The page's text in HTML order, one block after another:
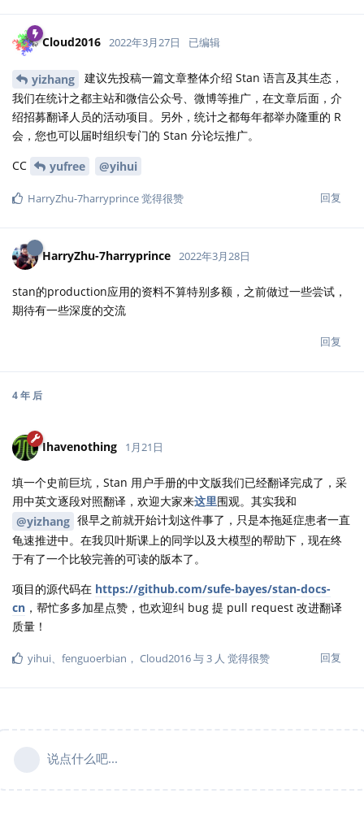
Cloud2016 2022年3月27日 已编辑
yizhang
建议先投稿一篇文章整体介绍 Stan 语言及其生态，
我们在统计之都主站和微信公众号、微博等推广，在文章后面，介
绍招募翻译人员的活动项目。另外，统计之都每年都举办隆重的 R
会，您也可以届时组织专门的 Stan 分论坛推广。
CC
yufree @yihui
回复
HarryZhu-7harryprince觉得很赞
HarryZhu-7harryprince 2022年3月28日
stan的production应用的资料不算特别多额，之前做过一些尝试，
期待有一些深度的交流
回复
4 年 后
Ihavenothing 1月21日
填一个史前巨坑，Stan 用户手册的中文版我们已经翻译完成了，采
用中英文逐段对照翻译，欢迎大家来这里围观。其实我和
@yizhang 很早之前就开始计划这件事了，只是本拖延症患者一直
龟速推进中。在我贝叶斯课上的同学以及大模型的帮助下，现在终
于有了一个比较完善的可读的版本了。
项目的源代码在 https://github.com/sufe-bayes/stan-docs-
cn ，帮忙多多加星点赞，也欢迎纠 bug 提 pull request 改进翻译
质量！
回复
yihui、 fenguoerbian ， Cloud2016与3 人 觉得很赞
说点什么吧...